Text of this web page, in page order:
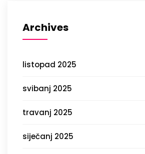
Archives
listopad 2025
svibanj 2025
travanj 2025
siječanj 2025